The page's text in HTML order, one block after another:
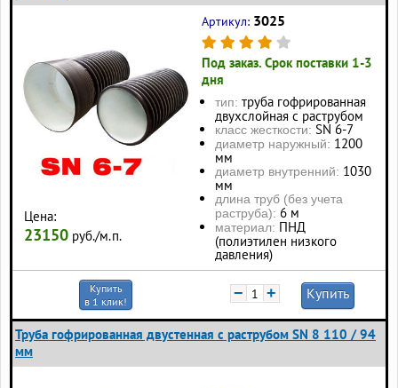
Цена:
23150 руб./м.п.
Артикул: 3025
Под заказ. Срок поставки 1-3
дня
тип: труба гофрированная
двухслойная с раструбом
класс жесткости: SN 6-7
диаметр наружный: 1200
мм
диаметр внутренний: 1030
мм
длина труб (без учета
раструба): 6 м
материал: ПНД
(полиэтилен низкого
давления)
Купить
в 1 клик!
− + Купить
Труба гофрированная двустенная с раструбом SN 8 110 / 94
мм